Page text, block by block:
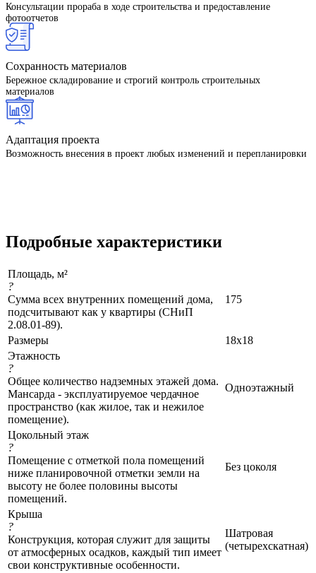
Консультации прораба в ходе строительства и предоставление
фотоотчетов
Сохранность материалов
Бережное складирование и строгий контроль строительных
материалов
Адаптация проекта
Возможность внесения в проект любых изменений и перепланировки
Подробные характеристики
Площадь, м²
?
Сумма всех внутренних помещений дома,
подсчитывают как у квартиры (СНиП
2.08.01-89).
175
Размеры
18x18
Этажность
?
Общее количество надземных этажей дома.
Мансарда - эксплуатируемое чердачное
пространство (как жилое, так и нежилое
помещение).
Одноэтажный
Цокольный этаж
?
Помещение с отметкой пола помещений
ниже планировочной отметки земли на
высоту не более половины высоты
помещений.
Без цоколя
Крыша
?
Конструкция, которая служит для защиты
от атмосферных осадков, каждый тип имеет
свои конструктивные особенности.
Шатровая
(четырехскатная)